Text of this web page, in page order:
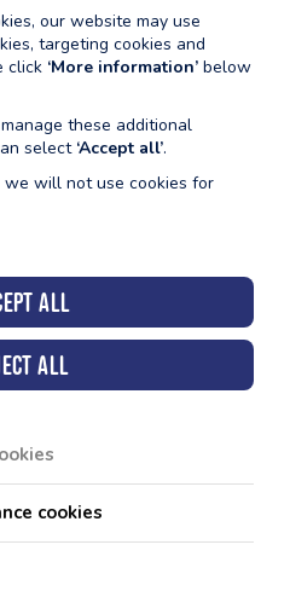
Eraill
Sir Benfro.
our website may use
targeting cookies and
click ‘More information’ below
these additional
select ‘Accept all’.
we will not use cookies for
all
all
cookies